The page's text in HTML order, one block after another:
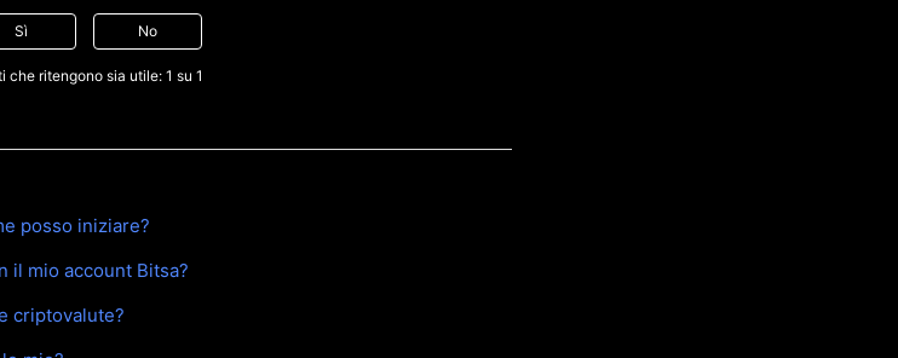
Sì No
che ritengono sia utile: 1 su 1
posso iniziare?
il mio account Bitsa?
criptovalute?